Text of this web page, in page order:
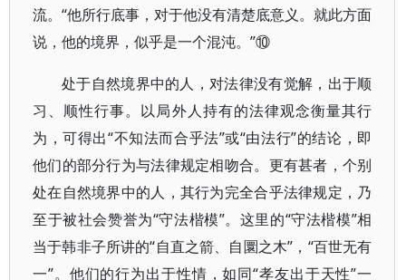
流。“他所行底事，对于他没有清楚底意义。就此方面
说，他的境界，似乎是一个混沌。”⑩
处于自然境界中的人，对法律没有觉解，出于顺
习、顺性行事。以局外人持有的法律观念衡量其行
为，可得出“不知法而合乎法”或“由法行”的结论，即
他们的部分行为与法律规定相吻合。更有甚者，个别
处在自然境界中的人，其行为完全合乎法律规定，乃
至于被社会赞誉为“守法楷模”。这里的“守法楷模”相
当于韩非子所讲的“自直之箭、自圜之木”，“百世无有
一”。他们的行为出于性情，如同“孝友出于天性”一